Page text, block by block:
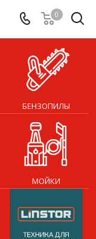
0
БЕНЗОПИЛЫ
МОЙКИ